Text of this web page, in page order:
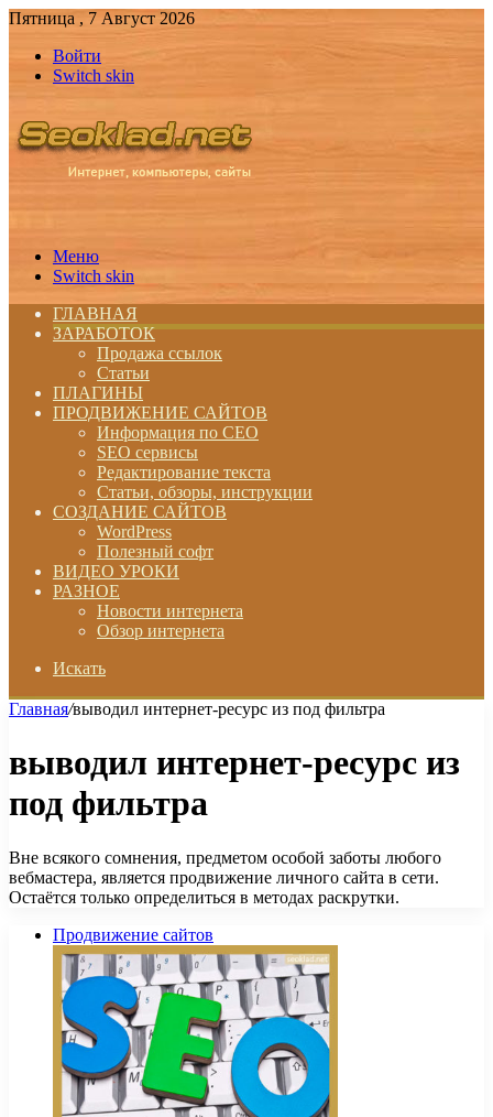
Пятница , 7 Август 2026
Войти
Switch skin
Меню
Switch skin
ГЛАВНАЯ
ЗАРАБОТОК
Продажа ссылок
Статьи
ПЛАГИНЫ
ПРОДВИЖЕНИЕ САЙТОВ
Информация по СЕО
SEO сервисы
Редактирование текста
Статьи, обзоры, инструкции
СОЗДАНИЕ САЙТОВ
WordPress
Полезный софт
ВИДЕО УРОКИ
РАЗНОЕ
Новости интернета
Обзор интернета
Искать
Главная/выводил интернет-ресурс из под фильтра
выводил интернет-ресурс из
под фильтра
Вне всякого сомнения, предметом особой заботы любого
вебмастера, является продвижение личного сайта в сети.
Остаётся только определиться в методах раскрутки.
Продвижение сайтов